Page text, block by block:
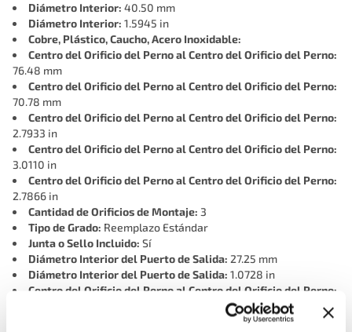
Diámetro Interior: 40.50 mm
Diámetro Interior: 1.5945 in
Cobre, Plástico, Caucho, Acero Inoxidable:
Centro del Orificio del Perno al Centro del Orificio del Perno:
76.48 mm
Centro del Orificio del Perno al Centro del Orificio del Perno:
70.78 mm
Centro del Orificio del Perno al Centro del Orificio del Perno:
2.7933 in
Centro del Orificio del Perno al Centro del Orificio del Perno:
3.0110 in
Centro del Orificio del Perno al Centro del Orificio del Perno:
2.7866 in
Cantidad de Orificios de Montaje: 3
Tipo de Grado: Reemplazo Estándar
Junta o Sello Incluido: Sí
Diámetro Interior del Puerto de Salida: 27.25 mm
Diámetro Interior del Puerto de Salida: 1.0728 in
Centro del Orificio del Perno al Centro del Orificio del Perno: